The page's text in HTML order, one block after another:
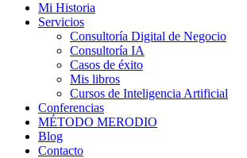
Mi Historia
Servicios
Consultoría Digital de Negocio
Consultoría IA
Casos de éxito
Mis libros
Cursos de Inteligencia Artificial
Conferencias
MÉTODO MERODIO
Blog
Contacto